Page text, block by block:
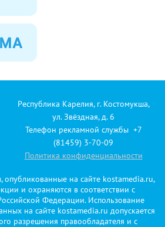
Республика Карелия, г. Костомукша,
ул. Звёздная, д. 6
Телефон рекламной службы +7
(81459) 3-70-09
Политика конфиденциальности
опубликованные на сайте kostamedia.ru,
и охраняются в соответствии с
Федерации. Использование
на сайте kostamedia.ru допускается
разрешения правообладателя и с